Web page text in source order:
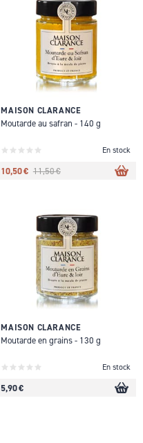
MAISON CLARANCE
Moutarde au safran - 140 g
En stock
10,50 € 11,50 €
MAISON CLARANCE
Moutarde en grains - 130 g
En stock
5,90 €